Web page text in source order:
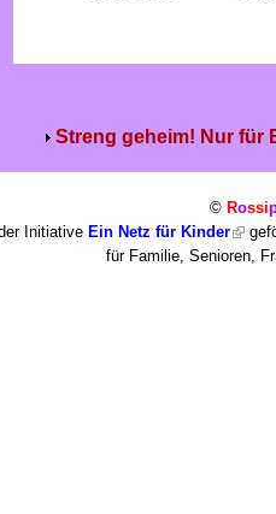
Streng geheim! Nur für
© Rossi
Initiative Ein Netz für Kinder
für Familie, Senioren,